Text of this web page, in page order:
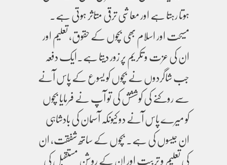
ہوتا رہتا ہے اور معاشی ترقی متاثر ہوتی ہے۔
مسیحت اور اسلام بھی بچوں کے حقوق، تعلیم اور
ان کی عزت و تکریم پر زور دیتا ہے۔ایک دفعہ
جب شاگردوں نے بچوں کو یسوع کے پاس آنے
سے روکنے کی کوششش کی تو آپ نے فرمایا بچوں
کو میرے پاس آنے دو کیونکہ آسمان کی بادشاہی
ان جیسوں کی ہے۔ بچوں کے ساتھ شفقت، ان